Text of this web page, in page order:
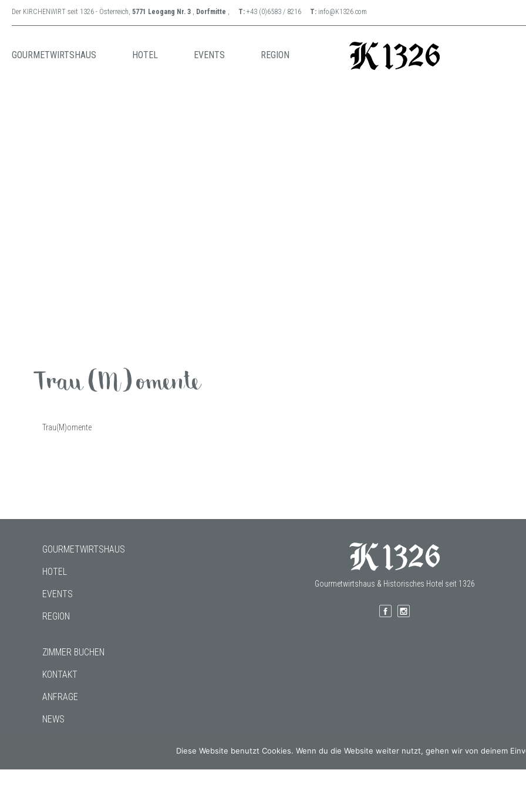
Der KIRCHENWIRT seit 1326 - Österreich, 5771 Leogang Nr. 3 , Dorfmitte , T: +43 (0)6583 / 8216 T: info@K1326.com
GOURMETWIRTSHAUS HOTEL EVENTS REGION
Trau(M)omente
Trau(M)omente
GOURMETWIRTSHAUS
HOTEL
EVENTS
REGION
ZIMMER BUCHEN
KONTAKT
ANFRAGE
NEWS
Gourmetwirtshaus & Historisches Hotel seit 1326
Diese Website benutzt Cookies. Wenn du die Website weiter nutzt, gehen wir von deinem